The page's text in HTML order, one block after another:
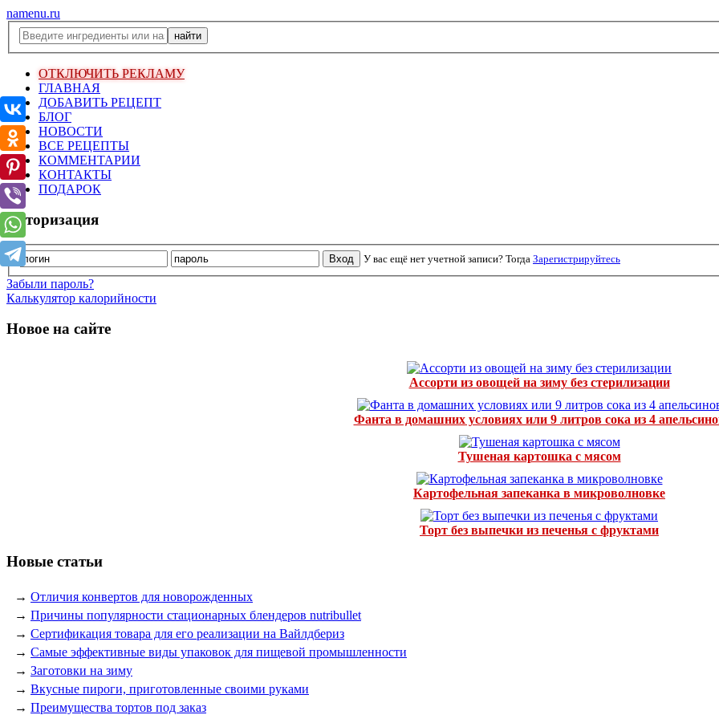
namenu.ru
ОТКЛЮЧИТЬ РЕКЛАМУ
ГЛАВНАЯ
ДОБАВИТЬ РЕЦЕПТ
БЛОГ
НОВОСТИ
ВСЕ РЕЦЕПТЫ
КОММЕНТАРИИ
КОНТАКТЫ
ПОДАРОК
Авторизация
У вас ещё нет учетной записи? Тогда Зарегистрируйтесь
Забыли пароль?
Калькулятор калорийности
Новое на сайте
Ассорти из овощей на зиму без стерилизации
Фанта в домашних условиях или 9 литров сока из 4
Тушеная картошка с мясом
Картофельная запеканка в микроволновке
Торт без выпечки из печенья с фруктами
Новые статьи
→ Отличия конвертов для новорожденных
→ Причины популярности стационарных блендеров nutribullet
→ Сертификация товара для его реализации на Вайлдбериз
→ Самые эффективные виды упаковок для пищевой промышленности
→ Заготовки на зиму
→ Вкусные пироги, приготовленные своими руками
→ Преимущества тортов под заказ